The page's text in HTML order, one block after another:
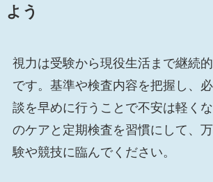
よう
視力は受験から現役生活まで継続
です。基準や検査内容を把握し、
談を早めに行うことで不安は軽く
のケアと定期検査を習慣にして、
験や競技に臨んでください。